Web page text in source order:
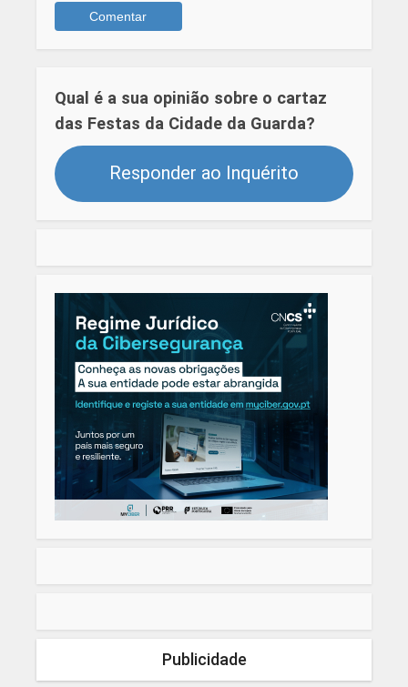
Qual é a sua opinião sobre o cartaz
das Festas da Cidade da Guarda?
Responder ao Inquérito
Publicidade